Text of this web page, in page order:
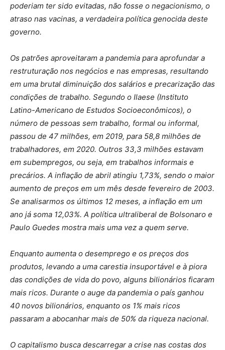
poderiam ter sido evitadas, não fosse o negacionismo, o
atraso nas vacinas, a verdadeira política genocida deste
governo.
Os patrões aproveitaram a pandemia para aprofundar a
restruturação nos negócios e nas empresas, resultando
em uma brutal diminuição dos salários e precarização das
condições de trabalho. Segundo o Ilaese (Instituto
Latino-Americano de Estudos Socioeconômicos), o
número de pessoas sem trabalho, formal ou informal,
passou de 47 milhões, em 2019, para 58,8 milhões de
trabalhadores, em 2020. Outros 33,3 milhões estavam
em subempregos, ou seja, em trabalhos informais e
precários. A inflação de abril atingiu 1,73%, sendo o maior
aumento de preços em um mês desde fevereiro de 2003.
Se analisarmos os últimos 12 meses, a inflação em um
ano já soma 12,03%. A política ultraliberal de Bolsonaro e
Paulo Guedes mostra mais uma vez a quem serve.
Enquanto aumenta o desemprego e os preços dos
produtos, levando a uma carestia insuportável e à piora
das condições de vida do povo, alguns bilionários ficaram
mais ricos. Durante o auge da pandemia o país ganhou
40 novos bilionários, enquanto os 1% mais ricos
passaram a abocanhar mais de 50% da riqueza nacional.
O capitalismo busca descarregar a crise nas costas dos